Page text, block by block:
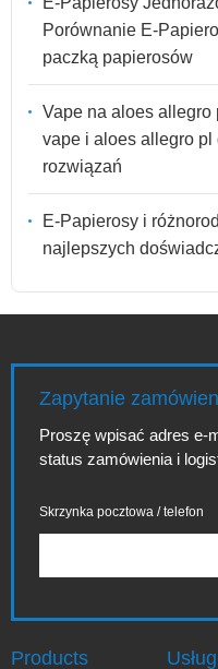
Porównanie E-
paczką papierosów
Vape na aloes allegro
vape i aloes allegro pl
rozwiązań
E-Papierosy i
najlepszych
Zapytanie
Proszę wpisać adres e-
status zamówienia i
Skrzynka pocztowa / telefon
Products